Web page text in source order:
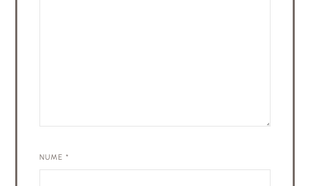
NUME*